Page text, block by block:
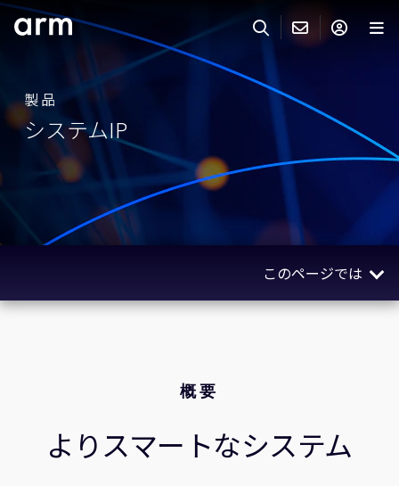
Skip to Main Content
Skip to Footer
ARMのお問い合わせ
サポート
IP サポート
Keil Tools
企業様向けFlexible Access
その他のお問い合わせ
研究連携
ARMアカウント
Armアカウント
ログインしてArmアカウントにアクセスする。
ログイン
製品
分野
パートナー
製品
システムIP
このページでは
概要
概要
よりスマートなシステム